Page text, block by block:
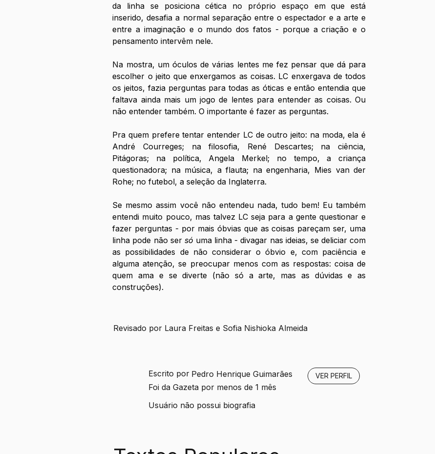
da linha se posiciona cética no próprio espaço em que está
inserido, desafia a normal separação entre o espectador e a arte e
entre a imaginação e o mundo dos fatos - porque a criação e o
pensamento intervêm nele.
Na mostra, um óculos de várias lentes me fez pensar que dá para
escolher o jeito que enxergamos as coisas. LC enxergava de todos
os jeitos, fazia perguntas para todas as óticas e então entendia que
faltava ainda mais um jogo de lentes para entender as coisas. Ou
não entender também. O importante é fazer as perguntas.
Pra quem prefere tentar entender LC de outro jeito: na moda, ela é
André Courreges; na filosofia, René Descartes; na ciência,
Pitágoras; na política, Angela Merkel; no tempo, a criança
questionadora; na música, a flauta; na engenharia, Mies van der
Rohe; no futebol, a seleção da Inglaterra.
Se mesmo assim você não entendeu nada, tudo bem! Eu também
entendi muito pouco, mas talvez LC seja para a gente questionar e
fazer perguntas - por mais óbvias que as coisas pareçam ser, uma
linha pode não ser só uma linha - divagar nas ideias, se deliciar com
as possibilidades de não considerar o óbvio e, com paciência e
alguma atenção, se preocupar menos com as respostas: coisa de
quem ama e se diverte (não só a arte, mas as dúvidas e as
construções).
Revisado por Laura Freitas e Sofia Nishioka Almeida
Escrito por Pedro Henrique Guimarães
Foi da Gazeta por menos de 1 mês
Usuário não possui biografia
VER PERFIL